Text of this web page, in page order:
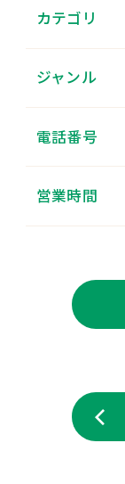
カテゴリ
ジャンル
電話番号
営業時間